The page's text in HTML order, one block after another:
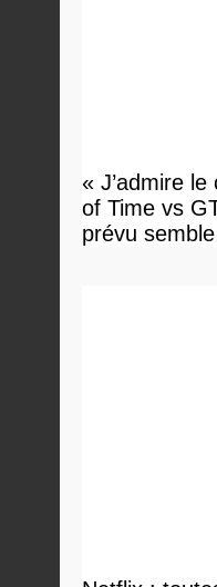
« J’admire
of Time vs
prévu